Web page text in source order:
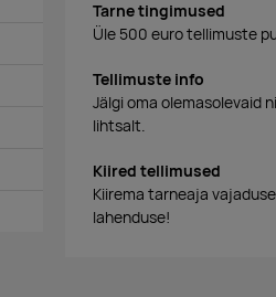
Tarne tingimused
Üle 500 euro tellimuste
Tellimuste info
Jälgi oma olemasolevaid
lihtsalt.
Kiired tellimused
Kiirema tarneaja
lahenduse!